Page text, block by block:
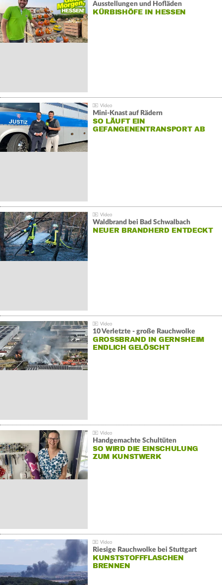
Ausstellungen und Hofläden
KÜRBISHÖFE IN HESSEN
Mini-Knast auf Rädern
SO LÄUFT EIN
GEFANGENENTRANSPORT AB
Waldbrand bei Bad Schwalbach
NEUER BRANDHERD ENTDECKT
10 Verletzte - große Rauchwolke
GROSSBRAND IN GERNSHEIM E
NDLICH GELÖSCHT
Handgemachte Schultüten
SO WIRD DIE EINSCHULUNG
ZUM KUNSTWERK
Riesige Rauchwolke bei Stuttgart
KUNSTSTOFFFLASCHEN
BRENNEN